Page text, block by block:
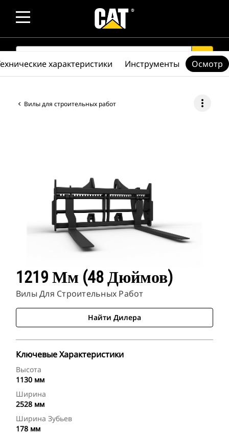
SEARCH search
Вилы для строительных работ more_vert
1219 Мм (48 Дюймов)
Вилы Для Строительных Работ
Найти Дилера
Ключевые Характеристики
Высота
1130 мм
Ширина
2528 мм
Ширина Зубьев
178 мм
характеристики Инструменты Осмотр